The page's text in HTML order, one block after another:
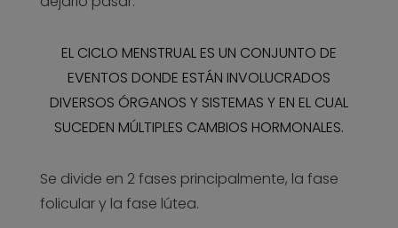
EL CICLO MENSTRUAL ES UN CONJUNTO DE
EVENTOS DONDE ESTÁN INVOLUCRADOS
DIVERSOS ÓRGANOS Y SISTEMAS Y EN EL CUAL
SUCEDEN MÚLTIPLES CAMBIOS HORMONALES.
Se divide en 2 fases principalmente, la fase
folicular y la fase lútea.